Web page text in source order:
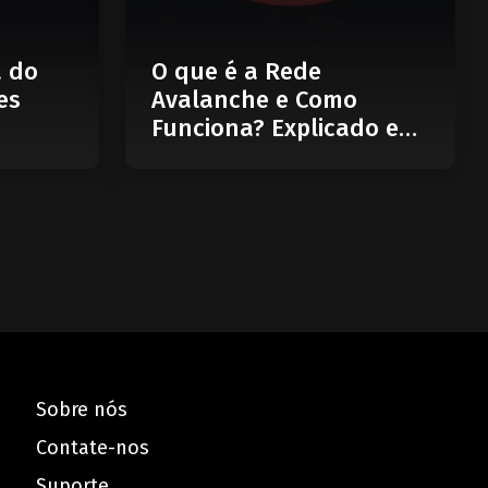
do
O que é a Rede
Avalanche e Como
Funciona? Explicado em
Sobre nós
Contate-nos